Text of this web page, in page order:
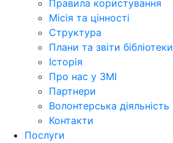
Правила користування
Місія та цінності
Структура
Плани та звіти бібліотеки
Історія
Про нас у ЗМІ
Партнери
Волонтерська діяльність
Контакти
Послуги